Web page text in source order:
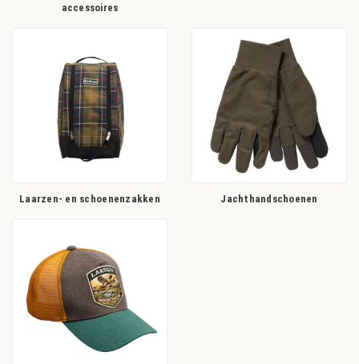
accessoires
Laarzen- en schoenenzakken Jachthandschoenen